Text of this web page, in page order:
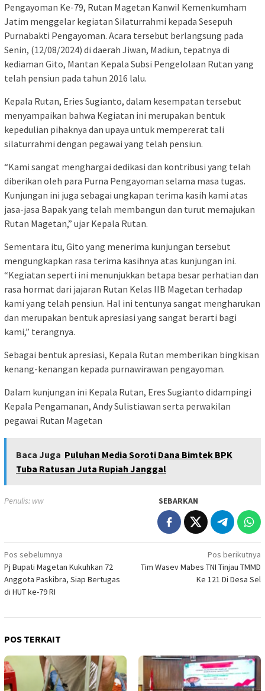
Pengayoman Ke-79, Rutan Magetan Kanwil Kemenkumham
Jatim menggelar kegiatan Silaturrahmi kepada Sesepuh
Purnabakti Pengayoman. Acara tersebut berlangsung pada
Senin, (12/08/2024) di daerah Jiwan, Madiun, tepatnya di
kediaman Gito, Mantan Kepala Subsi Pengelolaan Rutan yang
telah pensiun pada tahun 2016 lalu.
Kepala Rutan, Eries Sugianto, dalam kesempatan tersebut
menyampaikan bahwa Kegiatan ini merupakan bentuk
kepedulian pihaknya dan upaya untuk mempererat tali
silaturrahmi dengan pegawai yang telah pensiun.
“Kami sangat menghargai dedikasi dan kontribusi yang telah
diberikan oleh para Purna Pengayoman selama masa tugas.
Kunjungan ini juga sebagai ungkapan terima kasih kami atas
jasa-jasa Bapak yang telah membangun dan turut memajukan
Rutan Magetan,” ujar Kepala Rutan.
Sementara itu, Gito yang menerima kunjungan tersebut
mengungkapkan rasa terima kasihnya atas kunjungan ini.
“Kegiatan seperti ini menunjukkan betapa besar perhatian dan
rasa hormat dari jajaran Rutan Kelas IIB Magetan terhadap
kami yang telah pensiun. Hal ini tentunya sangat mengharukan
dan merupakan bentuk apresiasi yang sangat berarti bagi
kami,” terangnya.
Sebagai bentuk apresiasi, Kepala Rutan memberikan bingkisan
kenang-kenangan kepada purnawirawan pengayoman.
Dalam kunjungan ini Kepala Rutan, Eres Sugianto didampingi
Kepala Pengamanan, Andy Sulistiawan serta perwakilan
pegawai Rutan Magetan
Baca Juga Puluhan Media Soroti Dana Bimtek BPK
Tuba Ratusan Juta Rupiah Janggal
Penulis: ww SEBARKAN
Navigasi
pos
Pos sebelumnya
Pj Bupati Magetan Kukuhkan 72
Anggota Paskibra, Siap Bertugas
di HUT ke-79 RI
Pos berikutnya
Tim Wasev Mabes TNI Tinjau TMMD
Ke 121 Di Desa Sel
POS TERKAIT